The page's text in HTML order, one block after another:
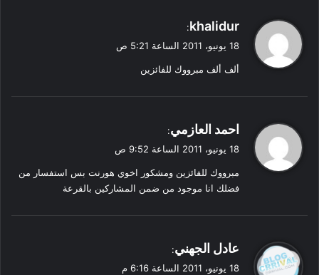
ي
ق
ل
khalidur
:
18 يونيو، 2011 الساعة 5:21 ص
ألف ألف مبرووك للفائزين
ي
ق
ل
احمد العازمي:
18 يونيو، 2011 الساعة 9:52 ص
مبرووك للفائزين ومشكور اخوي هورنت بس استفسار من
فضلك انا موجود من ضمن المشاركين بالقرعة
ي
ق
عادل الجهني:
18 يونيو، 2011 الساعة 6:16 م